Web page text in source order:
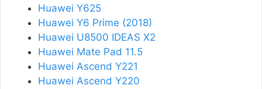
Huawei Y625
Huawei Y6 Prime (2018)
Huawei U8500 IDEAS X2
Huawei Mate Pad 11.5
Huawei Ascend Y221
Huawei Ascend Y220